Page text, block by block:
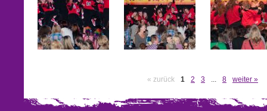
« zurück 1 2 3 ... 8 weiter »